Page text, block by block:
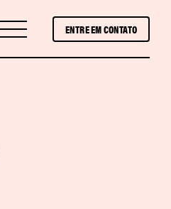
ENTRE EM CONTATO